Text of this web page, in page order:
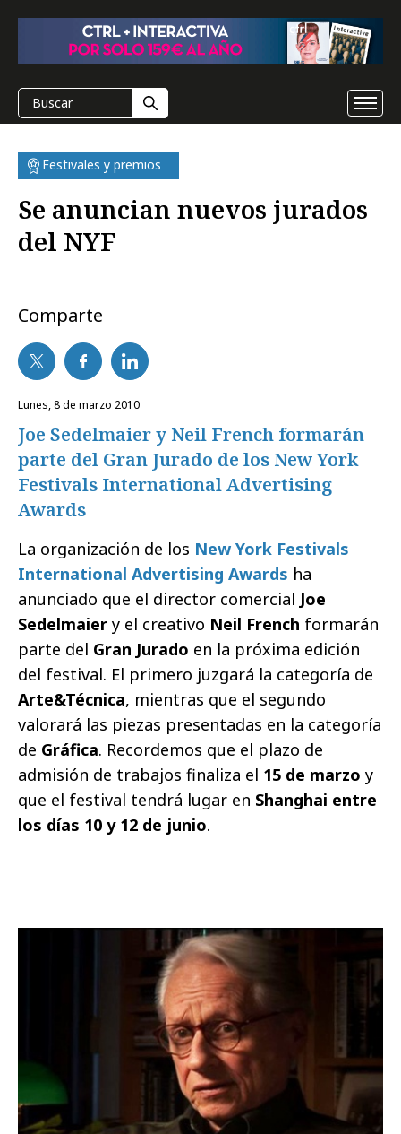
Festivales y premios
Se anuncian nuevos jurados
del NYF
Comparte
lunes, 8 de marzo 2010
Joe Sedelmaier y Neil French formarán
parte del Gran Jurado de los New York
Festivals International Advertising
Awards
La organización de los New York Festivals
International Advertising Awards ha
anunciado que el director comercial Joe
Sedelmaier y el creativo Neil French formarán
parte del Gran Jurado en la próxima edición
del festival. El primero juzgará la categoría de
Arte&Técnica, mientras que el segundo
valorará las piezas presentadas en la categoría
de Gráfica. Recordemos que el plazo de
admisión de trabajos finaliza el 15 de marzo y
que el festival tendrá lugar en Shanghai entre
los días 10 y 12 de junio.